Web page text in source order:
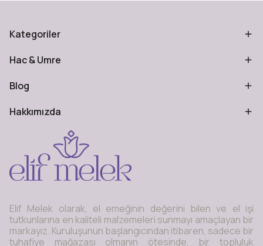
Kategoriler
Hac & Umre
Blog
Hakkımızda
Elif Melek olarak, el emeğinin değerini bilen ve el işi
tutkunlarına en kaliteli malzemeleri sunmayı amaçlayan bir
markayız. Kuruluşunun başlangıcından itibaren, sadece bir
tuhafiye mağazası olmanın ötesinde, bir topluluk